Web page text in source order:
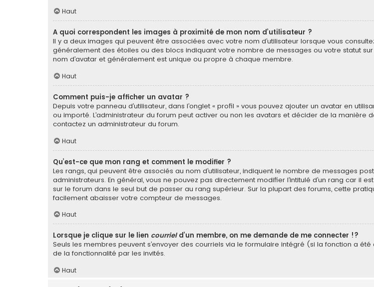
Haut
A quoi correspondent les images à proximité de mon nom d’utilisateur ?
Il y a deux images qui peuvent être associées avec votre nom d’utilisateur lorsque vous
généralement des étoiles ou des blocs indiquant votre nombre de messages ou votre statut
nom d’avatar et généralement est unique ou propre à chaque membre.
Haut
Comment puis-je afficher un avatar ?
Depuis votre panneau d’utilisateur, dans l’onglet « profil » vous pouvez ajouter un avatar en
ou importé. L’administrateur du forum peut activer ou non les avatars et décider de la manière
contactez un administrateur du forum.
Haut
Qu’est-ce que mon rang et comment le modifier ?
Les rangs, qui peuvent être associés au nom d’utilisateur, indiquent le nombre de messages
administrateurs. En général, vous ne pouvez pas directement modifier l’intitulé d’un rang car il
sur le forum dans le seul but de passer au rang supérieur. Sur la plupart des forums, cette
facilement abaisser votre compteur de messages.
Haut
Lorsque je clique sur le lien courrield’un membre, on me demande de me connecter !?
Seuls les membres peuvent s’envoyer des courriels via le formulaire intégré (si la fonction a
de la fonctionnalité par les invités.
Haut